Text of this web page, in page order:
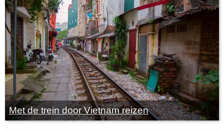
Met de trein door Vietnam reizen